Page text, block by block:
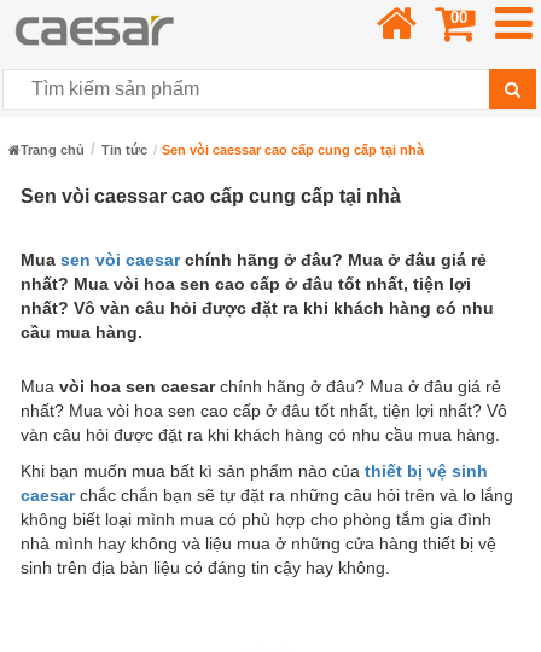
00
Trang chủ Tin tức Sen vòi caessar cao cấp cung cấp tại nhà
Sen vòi caessar cao cấp cung cấp tại nhà
Mua sen vòi caesarchính hãng ở đâu? Mua ở đâu giá rẻ
nhất? Mua vòi hoa sen cao cấp ở đâu tốt nhất, tiện lợi
nhất? Vô vàn câu hỏi được đặt ra khi khách hàng có nhu
cầu mua hàng.
Mua vòi hoa sen caesarchính hãng ở đâu? Mua ở đâu giá rẻ
nhất? Mua vòi hoa sen cao cấp ở đâu tốt nhất, tiện lợi nhất? Vô
vàn câu hỏi được đặt ra khi khách hàng có nhu cầu mua hàng.
Khi bạn muốn mua bất kì sản phẩm nào của thiết bị vệ sinh
caesarchắc chắn bạn sẽ tự đặt ra những câu hỏi trên và lo lắng
không biết loại mình mua có phù hợp cho phòng tắm gia đình
nhà mình hay không và liệu mua ở những cửa hàng thiết bị vệ
sinh trên địa bàn liệu có đáng tin cậy hay không.